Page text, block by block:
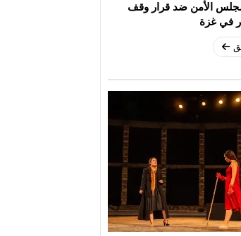
مجلس الأمن ضد قرار وقف
في غزة